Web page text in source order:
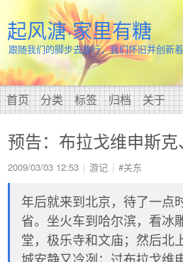
起风溏·家里有糖
跟随我们的脚步去旅行，我们怀旧并创新
首页 分类 标签 归档 关于
预告：布拉戈维申斯
2009/03/03 12:53 游记 #关东
年后就来到北京，待了一点
省。坐火车到哈尔滨，看冰
堂，极乐寺和文庙；然后北
城安静又冷冽；过布拉戈维